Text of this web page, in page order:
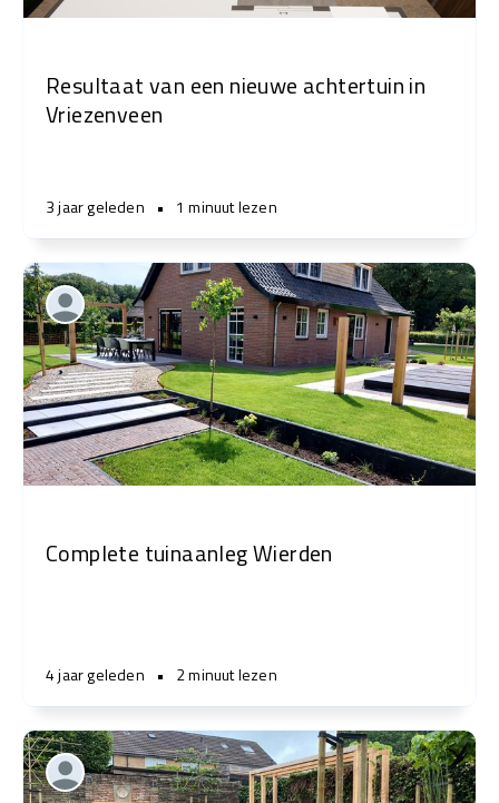
Resultaat van een nieuwe achtertuin in
Vriezenveen
3 jaar geleden • 1 minuut lezen
Complete tuinaanleg Wierden
4 jaar geleden • 2 minuut lezen